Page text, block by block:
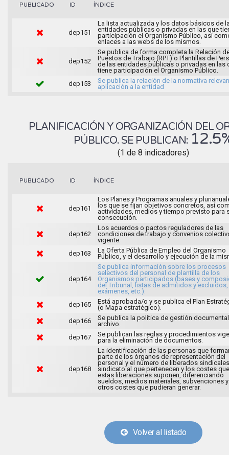
PUBLICADO ID ÍNDICE
dep151
La lista actualizada y los datos básicos de
entidades públicas o privadas en las que
participación el Organismo Público, así
enlaces a las webs de los mismos.
dep152
Se publica de forma completa la Relación
Puestos de Trabajo (RPT) o Plantillas de
de las entidades públicas o privadas en las
tiene participación el Organismo Público.
dep153
Se publica la relación de la normativa
aplicación a la entidad
PLANIFICACIÓN Y ORGANIZACIÓN DEL
PÚBLICO. SE PUBLICAN:
(1 de 8 indicadores)
PUBLICADO ID ÍNDICE
dep161
Los Planes y Programas anuales y
los que se fijan objetivos concretos, así
actividades, medios y tiempo previsto para
consecución.
dep162
Los acuerdos o pactos reguladores de las
condiciones de trabajo y convenios
vigente.
dep163
La Oferta Pública de Empleo del Organismo
Público, y el desarrollo y ejecución de la
dep164
Se publica información sobre los procesos
selectivos del personal de plantilla de los
Organismos participados (bases y
del Tribunal, listas de admitidos y excluidos,
exámenes, etc.).
dep165
Está aprobada/o y se publica el Plan
(o Mapa estratégico).
dep166
Se publica la política de gestión
archivo.
dep167
Se publican las reglas y procedimientos
para la eliminación de documentos.
dep168
La identificación de las personas que
parte de los órganos de representación del
personal y el número de liberados
sindicato al que pertenecen y los costes que
estas liberaciones suponen, diferenciando
sueldos, medios materiales, subvenciones y
otros costes que pudieran generar.
Volver al listado